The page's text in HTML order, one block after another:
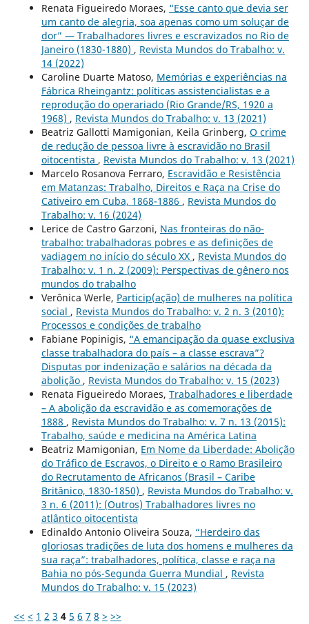
Renata Figueiredo Moraes, “Esse canto que devia ser
um canto de alegria, soa apenas como um soluçar de
dor” — Trabalhadores livres e escravizados no Rio de
Janeiro (1830-1880) , Revista Mundos do Trabalho: v.
14 (2022)
Caroline Duarte Matoso, Memórias e experiências na
Fábrica Rheingantz: políticas assistencialistas e a
reprodução do operariado (Rio Grande/RS, 1920 a
1968) , Revista Mundos do Trabalho: v. 13 (2021)
Beatriz Gallotti Mamigonian, Keila Grinberg, O crime
de redução de pessoa livre à escravidão no Brasil
oitocentista , Revista Mundos do Trabalho: v. 13 (2021)
Marcelo Rosanova Ferraro, Escravidão e Resistência
em Matanzas: Trabalho, Direitos e Raça na Crise do
Cativeiro em Cuba, 1868-1886 , Revista Mundos do
Trabalho: v. 16 (2024)
Lerice de Castro Garzoni, Nas fronteiras do não-
trabalho: trabalhadoras pobres e as definições de
vadiagem no início do século XX , Revista Mundos do
Trabalho: v. 1 n. 2 (2009): Perspectivas de gênero nos
mundos do trabalho
Verônica Werle, Particip(ação) de mulheres na política
social , Revista Mundos do Trabalho: v. 2 n. 3 (2010):
Processos e condições de trabalho
Fabiane Popinigis, “A emancipação da quase exclusiva
classe trabalhadora do país – a classe escrava”?
Disputas por indenização e salários na década da
abolição , Revista Mundos do Trabalho: v. 15 (2023)
Renata Figueiredo Moraes, Trabalhadores e liberdade
– A abolição da escravidão e as comemorações de
1888 , Revista Mundos do Trabalho: v. 7 n. 13 (2015):
Trabalho, saúde e medicina na América Latina
Beatriz Mamigonian, Em Nome da Liberdade: Abolição
do Tráfico de Escravos, o Direito e o Ramo Brasileiro
do Recrutamento de Africanos (Brasil – Caribe
Britânico, 1830-1850) , Revista Mundos do Trabalho: v.
3 n. 6 (2011): (Outros) Trabalhadores livres no
atlântico oitocentista
Edinaldo Antonio Oliveira Souza, “Herdeiro das
gloriosas tradições de luta dos homens e mulheres da
sua raça”: trabalhadores, política, classe e raça na
Bahia no pós-Segunda Guerra Mundial , Revista
Mundos do Trabalho: v. 15 (2023)
<< < 1 2 3 4 5 6 7 8 > >>